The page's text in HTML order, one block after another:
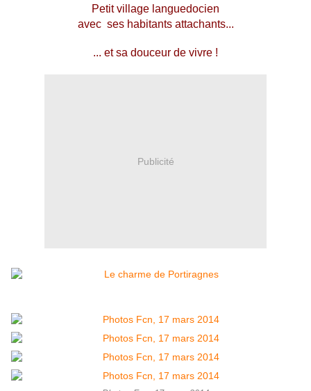
Petit village languedocien
avec ses habitants attachants...
... et sa douceur de vivre !
Publicité